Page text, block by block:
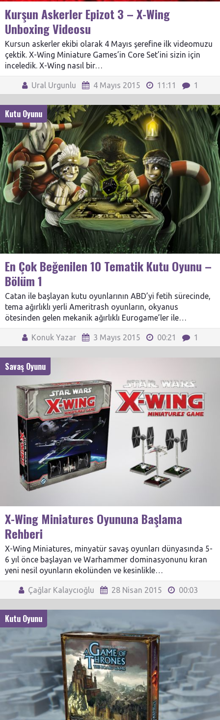
Kurşun Askerler Epizot 3 – X-Wing
Unboxing Videosu
Kursun askerler ekibi olarak 4 Mayıs şerefine ilk videomuzu
çektik. X-Wing Miniature Games’in Core Set’ini sizin için
inceledik. X-Wing nasıl bir…
Ural Urgunlu 4 Mayıs 2015 11:11 1
Kutu Oyunu
En Çok Beğenilen 10 Tematik Kutu Oyunu –
Bölüm 1
Catan ile başlayan kutu oyunlarının ABD’yi fetih sürecinde,
tema ağırlıklı yerli Ameritrash oyunların, okyanus
ötesinden gelen mekanik ağırlıklı Eurogame’ler ile…
Konuk Yazar 3 Mayıs 2015 00:21 1
Savaş Oyunu
X-Wing Miniatures Oyununa Başlama
Rehberi
X-Wing Miniatures, minyatür savaş oyunları dünyasında 5-
6 yıl önce başlayan ve Warhammer dominasyonunu kıran
yeni nesil oyunların ekolünden ve kesinlikle…
Çağlar Kalaycıoğlu 28 Nisan 2015 00:03
Kutu Oyunu